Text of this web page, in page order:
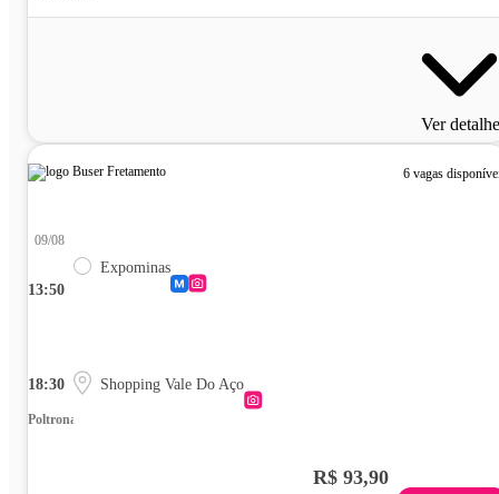
Ver
6 vagas
13:50
09/08
Expominas
18:30 Shopping Vale Do Aço
Poltrona
R$ 93,90